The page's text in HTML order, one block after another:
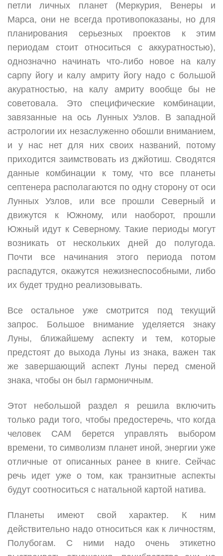
петли личных планет (Меркурия, Венеры и
Марса, они не всегда противопоказаны, но для
планирования серьезных проектов к этим
периодам стоит относиться с аккуратностью),
однозначно начинать что-либо новое на калу
сарпу йогу и калу амриту йогу надо с большой
акуратностью, на калу амриту вообще бы не
советовала. Это специфические комбинации,
завязанные на ось Лунных Узлов. В западной
астрологии их незаслуженно обошли вниманием,
и у нас нет для них своих названий, потому
приходится заимствовать из джйотиш. Сводятся
данные комбинации к тому, что все планеты
септенера располагаются по одну сторону от оси
Лунных Узлов, или все прошли Северный и
движутся к Южному, или наоборот, прошли
Южный идут к Северному. Такие периоды могут
возникать от нескольких дней до полугода.
Почти все начинания этого периода потом
распадутся, окажутся нежизнеспособными, либо
их будет трудно реализовывать.
Все остальное уже смотрится под текущий
запрос. Большое внимание уделяется знаку
Луны, ближайшему аспекту и тем, которые
предстоят до выхода Луны из знака, важен так
же завершающий аспект Луны перед сменой
знака, чтобы он был гармоничным.
Этот небольшой раздел я решила включить
только ради того, чтобы предостеречь, что когда
человек САМ берется управлять выбором
времени, то символизм планет иной, энергии уже
отличные от описанных ранее в книге. Сейчас
речь идет уже о том, как транзитные аспекты
будут соотноситься с натальной картой натива.
Планеты имеют свой характер. К ним
действительно надо относиться как к личностям,
Полубогам. С ними надо очень этикетно